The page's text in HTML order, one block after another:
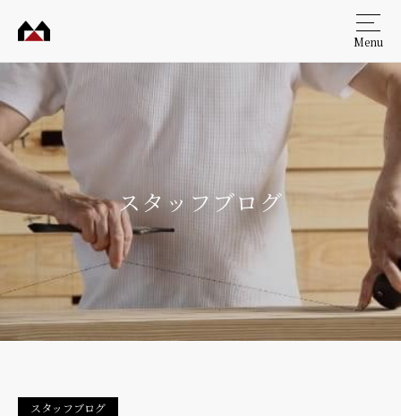
工務
Menu
スタッフブログ
スタッフブログ